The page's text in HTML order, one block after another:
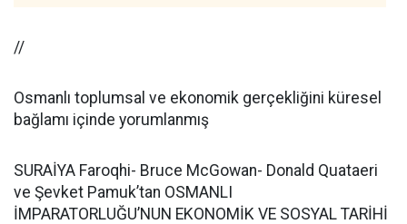
//
Osmanlı toplumsal ve ekonomik gerçekliğini küresel
bağlamı içinde yorumlanmış
SURAİYA Faroqhi- Bruce McGowan- Donald Quataeri
ve Şevket Pamuk’tan OSMANLI
İMPARATORLUĞU’NUN EKONOMİK VE SOSYAL TARİHİ